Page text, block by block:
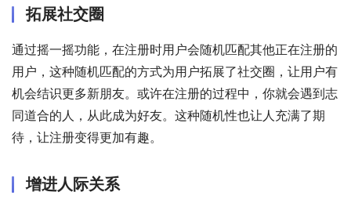
拓展社交圈
通过摇一摇功能，在注册时用户会随机匹配其他正在注册的
用户，这种随机匹配的方式为用户拓展了社交圈，让用户有
机会结识更多新朋友。或许在注册的过程中，你就会遇到志
同道合的人，从此成为好友。这种随机性也让人充满了期
待，让注册变得更加有趣。
增进人际关系